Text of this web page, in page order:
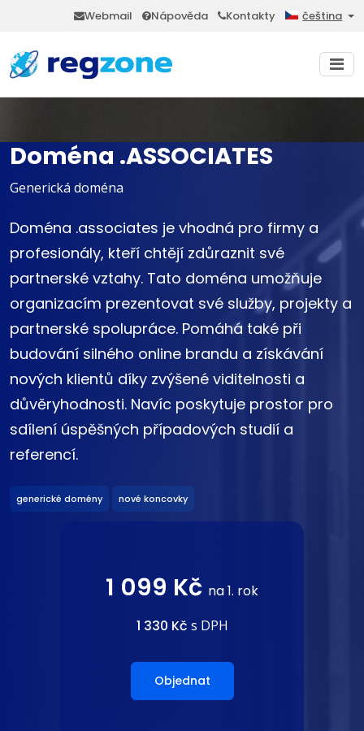
Webmail Nápověda Kontakty čeština
Doména .ASSOCIATES
Generická doména
Doména .associates je vhodná pro firmy a
profesionály, kteří chtějí zdůraznit své
partnerské vztahy. Tato doména umožňuje
organizacím prezentovat své služby, projekty a
partnerské spolupráce. Pomáhá také při
budování silného online brandu a získávání
nových klientů díky zvýšené viditelnosti a
důvěryhodnosti. Navíc poskytuje prostor pro
sdílení úspěšných případových studií a
referencí.
generické domény nové koncovky
1 099 Kč na 1. rok
1 330 Kč s DPH
Objednat